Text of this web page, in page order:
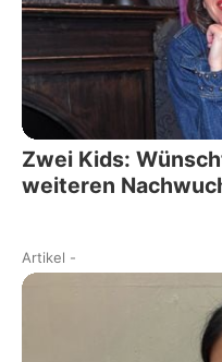
Zwei Kids:
weiteren
Artikel -